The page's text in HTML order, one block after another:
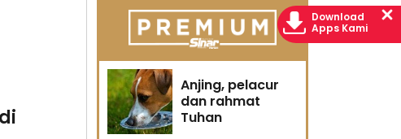
Anjing, pelacur
dan rahmat
Tuhan
Download
Apps Kami